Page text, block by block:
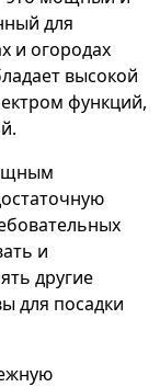
для
и огородах
высокой
функций,
и
другие
для посадки